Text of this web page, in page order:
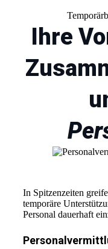
Ihre
In Spitzenzeiten
temporäre
Personal dauerhaft